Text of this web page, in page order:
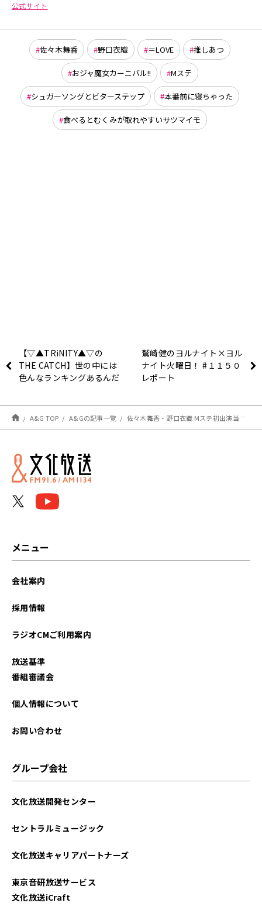
公式サイト
佐々木舞香 野口衣織 ＝LOVE 推しあつ
おジャ魔女カーニバル!! Mステ
シュガーソングとビターステップ 本番前に寝ちゃった
食べるとむくみが取れやすいサツマイモ
【▽▲TRiNITY▲▽の
THE CATCH】世の中には
色んなランキングあるんだ
鷲崎健のヨルナイト×ヨル
ナイト火曜日！ #１１５０
レポート
A&G TOP A&Gの記事一覧 佐々木舞香・野口衣織 Mステ初出演当日の裏話を披露！「実は本番2時間前に…」
メニュー
会社案内
採用情報
ラジオCMご利用案内
放送基準
番組審議会
個人情報について
お問い合わせ
グループ会社
文化放送開発センター
セントラルミュージック
文化放送キャリアパートナーズ
東京音研放送サービス
文化放送iCraft